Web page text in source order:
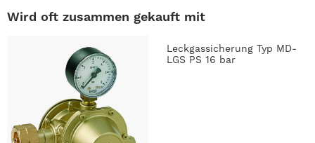
Wird oft zusammen gekauft mit
Leckgassicherung Typ MD-
LGS PS 16 bar